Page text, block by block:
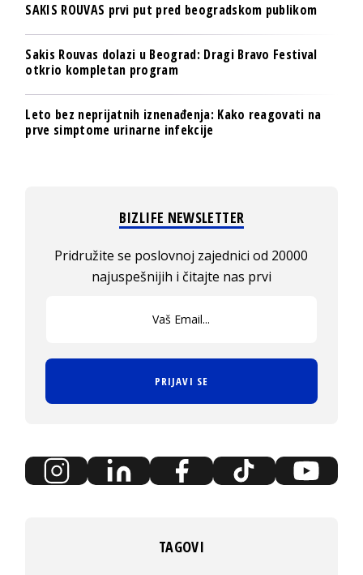
SAKIS ROUVAS prvi put pred beogradskom publikom
Sakis Rouvas dolazi u Beograd: Dragi Bravo Festival
otkrio kompletan program
Leto bez neprijatnih iznenađenja: Kako reagovati na
prve simptome urinarne infekcije
BIZLIFE NEWSLETTER
Pridružite se poslovnoj zajednici od 20000
najuspešnijih i čitajte nas prvi
PRIJAVI SE
TAGOVI